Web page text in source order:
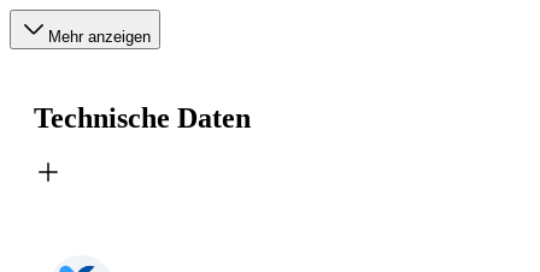
Mehr anzeigen
Technische Daten